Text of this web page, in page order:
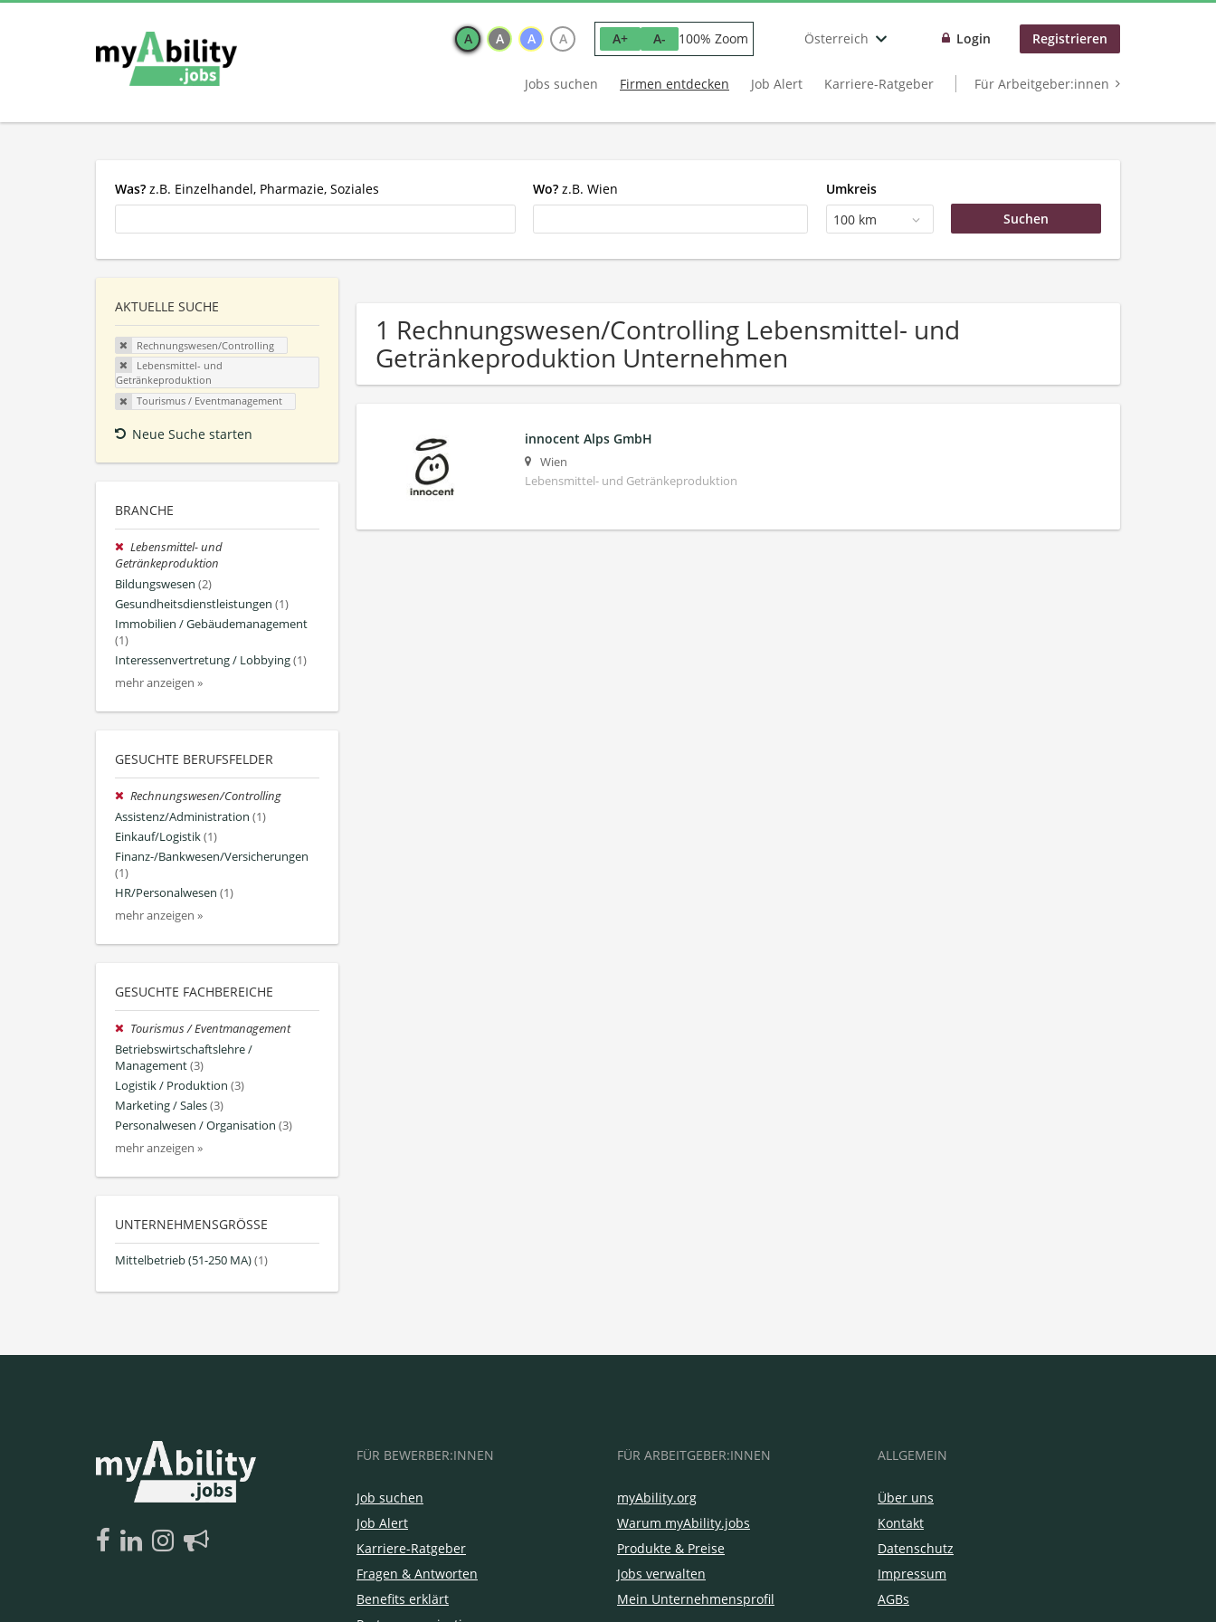
A A A A A+ A- 100% Zoom Österreich Login Registrieren
Jobs suchen Firmen entdecken Job Alert Karriere-Ratgeber Für Arbeitgeber:innen
Was? z.B. Einzelhandel, Pharmazie, Soziales Wo? z.B. Wien
Umkreis
100 km
AKTUELLE SUCHE
Rechnungswesen/Controlling
Lebensmittel- und
Getränkeproduktion
Tourismus / Eventmanagement
Neue Suche starten
BRANCHE
Lebensmittel- und
Getränkeproduktion
Bildungswesen (2)
Gesundheitsdienstleistungen (1)
Immobilien / Gebäudemanagement
(1)
Interessenvertretung / Lobbying(1)
mehr anzeigen »
GESUCHTE BERUFSFELDER
Rechnungswesen/Controlling
Assistenz/Administration (1)
Einkauf/Logistik(1)
Finanz-/Bankwesen/Versicherungen
(1)
HR/Personalwesen (1)
mehr anzeigen »
GESUCHTE FACHBEREICHE
Tourismus / Eventmanagement
Betriebswirtschaftslehre /
Management(3)
Logistik / Produktion (3)
Marketing / Sales(3)
Personalwesen / Organisation (3)
mehr anzeigen »
UNTERNEHMENSGRÖSSE
Mittelbetrieb (51-250 MA)(1)
1 Rechnungswesen/Controlling Lebensmittel- und
Getränkeproduktion Unternehmen
innocent Alps GmbH
Wien
Lebensmittel- und Getränkeproduktion
FÜR BEWERBER:INNEN
Job suchen
Job Alert
Karriere-Ratgeber
Fragen & Antworten
Benefits erklärt
FÜR ARBEITGEBER:INNEN
myAbility.org
Warum myAbility.jobs
Produkte & Preise
Jobs verwalten
Mein Unternehmensprofil
ALLGEMEIN
Über uns
Kontakt
Datenschutz
Impressum
AGBs